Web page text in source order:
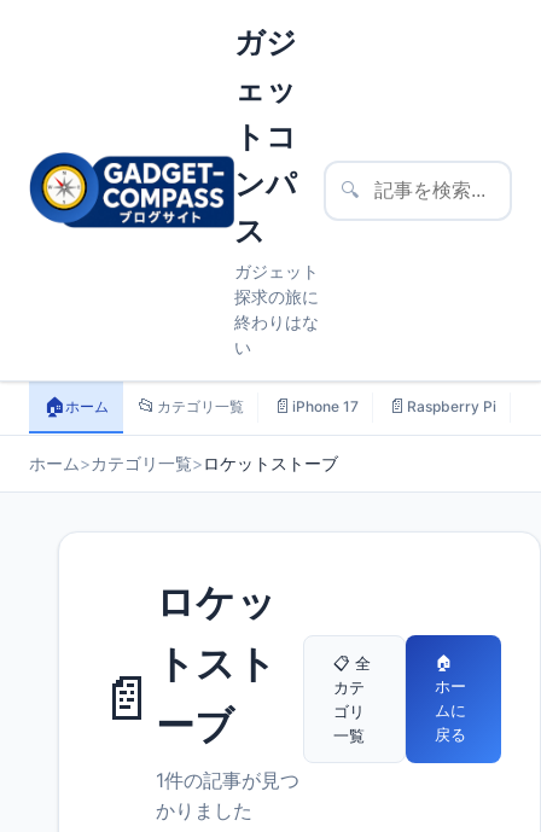
ガジ
ェッ
トコ
ンパ
ス
ガジェット
探求の旅に
終わりはな
い
🔍
🏠ホーム 📂 カテゴリ一覧 📄 iPhone 17 📄 Raspberry Pi
ホーム>カテゴリ一覧>ロケットストーブ
📄
ロケッ
トスト
ーブ
1件の記事が見つ
かりました
📋 全
カテ
ゴリ
一覧
🏠
ホー
ムに
戻る